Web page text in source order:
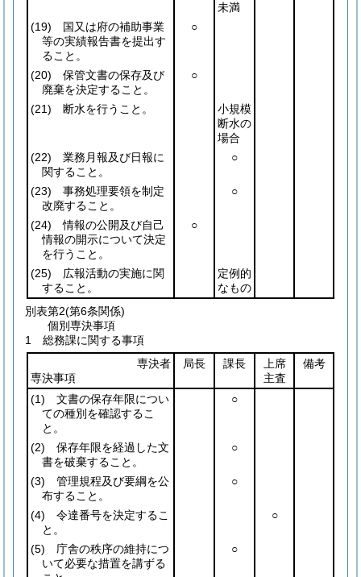
未満
(19) 国又は府の補助事業
等の実績報告書を提出す
ること。
○
(20) 保管文書の保存及び
廃棄を決定すること。
○
(21) 断水を行うこと。
小規模
断水の
場合
(22) 業務月報及び日報に
関すること。
○
(23) 事務処理要領を制定
改廃すること。
○
(24) 情報の公開及び自己
情報の開示について決定
を行うこと。
○
(25) 広報活動の実施に関
すること。
定例的
なもの
別表第2(第6条関係)
個別専決事項
1 総務課に関する事項
専決者
専決事項
局長 課長
上席
主査
備考
(1) 文書の保存年限につい
ての種別を確認するこ
と。
○
(2) 保存年限を経過した文
書を破棄すること。
○
(3) 管理規程及び要綱を公
布すること。
○
(4) 令達番号を決定するこ
と。
○
(5) 庁舎の秩序の維持につ
いて必要な措置を講ずる
○